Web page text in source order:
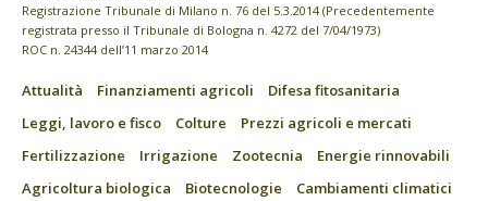
Registrazione Tribunale di Milano n. 76 del 5.3.2014 (Precedentemente
registrata presso il Tribunale di Bologna n. 4272 del 7/04/1973)
ROC n. 24344 dell’11 marzo 2014
Attualità Finanziamenti agricoli
Difesa fitosanitaria
Leggi, lavoro e fisco
Colture
Prezzi agricoli e mercati
Fertilizzazione
Irrigazione Zootecnia
Energie rinnovabili
Agricoltura biologica
Biotecnologie
Cambiamenti climatici